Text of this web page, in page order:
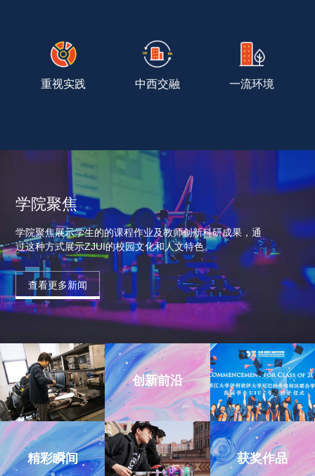
重视实践 中西交融 一流环境
学院聚焦
学院聚焦展示学生的的课程作业及教师创新科研成果，通
过这种方式展示ZJUI的校园文化和人文特色。
查看更多新闻
精彩瞬间
创新前沿
获奖作品